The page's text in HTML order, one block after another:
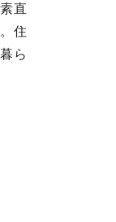
直
住
ら